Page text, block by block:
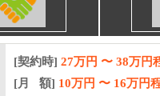
[契約時] 27万円 〜 38万円
[月 額] 10万円 〜 16万円